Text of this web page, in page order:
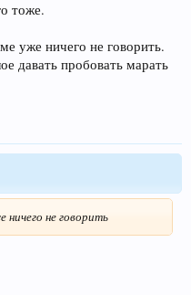
тоже.
уже ничего не говорить.
давать пробовать марать
не говорить